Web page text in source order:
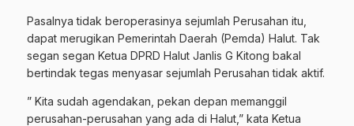
Pasalnya tidak beroperasinya sejumlah Perusahan itu,
dapat merugikan Pemerintah Daerah (Pemda) Halut. Tak
segan segan Ketua DPRD Halut Janlis G Kitong bakal
bertindak tegas menyasar sejumlah Perusahan tidak aktif.
” Kita sudah agendakan, pekan depan memanggil
perusahan-perusahan yang ada di Halut,” kata Ketua